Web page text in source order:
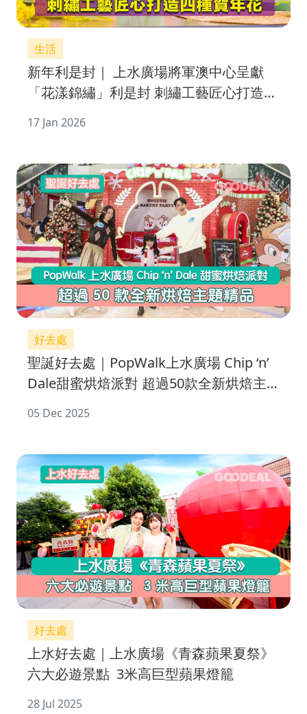
生活
新年利是封｜ 上水廣場將軍澳中心呈獻
「花漾錦繡」利是封 刺繡工藝匠心打造四
17 Jan 2026
好去處
聖誕好去處｜PopWalk上水廣場 Chip ‘n’
Dale甜蜜烘焙派對 超過50款全新烘焙主
05 Dec 2025
好去處
上水好去處｜上水廣場《青森蘋果夏祭》
六大必遊景點 3米高巨型蘋果燈籠
28 Jul 2025